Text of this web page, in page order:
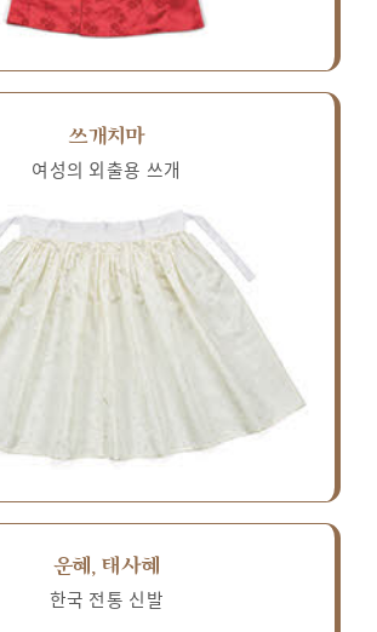
쓰개치마
여성의 외출용 쓰개
운혜, 태사혜
한국 전통 신발